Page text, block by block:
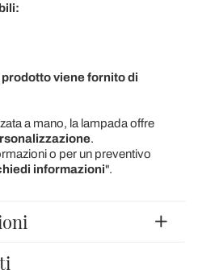
viene fornito di
a mano, la lampada offre
.
o per un preventivo
informazioni".